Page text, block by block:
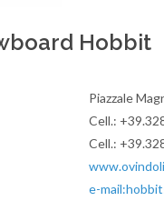
Hobbit
Piazzale
Cell.:
Cell.:
e-mail: